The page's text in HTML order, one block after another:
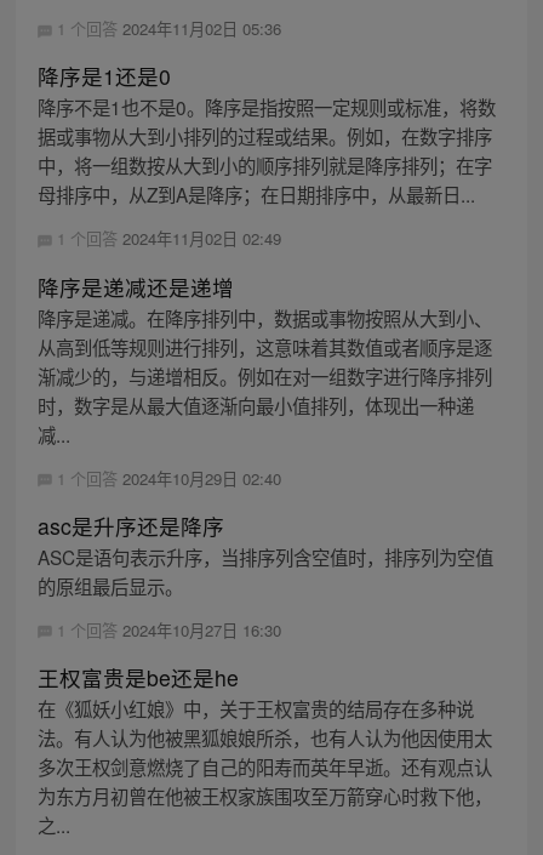
1 个回答 2024年11月02日 05:36
降序是1还是0
降序不是1也不是0。降序是指按照一定规则或标准，将数
据或事物从大到小排列的过程或结果。例如，在数字排序
中，将一组数按从大到小的顺序排列就是降序排列；在字
母排序中，从Z到A是降序；在日期排序中，从最新日...
1 个回答 2024年11月02日 02:49
降序是递减还是递增
降序是递减。在降序排列中，数据或事物按照从大到小、
从高到低等规则进行排列，这意味着其数值或者顺序是逐
渐减少的，与递增相反。例如在对一组数字进行降序排列
时，数字是从最大值逐渐向最小值排列，体现出一种递
减...
1 个回答 2024年10月29日 02:40
asc是升序还是降序
ASC是语句表示升序，当排序列含空值时，排序列为空值
的原组最后显示。
1 个回答 2024年10月27日 16:30
王权富贵是be还是he
在《狐妖小红娘》中，关于王权富贵的结局存在多种说
法。有人认为他被黑狐娘娘所杀，也有人认为他因使用太
多次王权剑意燃烧了自己的阳寿而英年早逝。还有观点认
为东方月初曾在他被王权家族围攻至万箭穿心时救下他，
之...